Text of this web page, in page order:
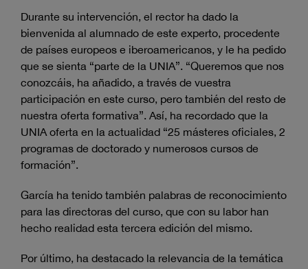
Durante su intervención, el rector ha dado la
bienvenida al alumnado de este experto, procedente
de países europeos e iberoamericanos, y le ha pedido
que se sienta “parte de la UNIA”. “Queremos que nos
conozcáis, ha añadido, a través de vuestra
participación en este curso, pero también del resto de
nuestra oferta formativa”. Así, ha recordado que la
UNIA oferta en la actualidad “25 másteres oficiales, 2
programas de doctorado y numerosos cursos de
formación”.
García ha tenido también palabras de reconocimiento
para las directoras del curso, que con su labor han
hecho realidad esta tercera edición del mismo.
Por último, ha destacado la relevancia de la temática